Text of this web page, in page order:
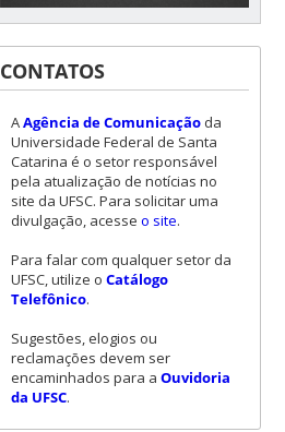
CONTATOS
AAgência de Comunicaçãoda
Universidade Federal de Santa
Catarina é o setor responsável
pela atualização de notícias no
site da UFSC. Para solicitar uma
divulgação, acesse o site.
Para falar com qualquer setor da
UFSC, utilize o Catálogo
Telefônico.
Sugestões, elogios ou
reclamações devem ser
encaminhados para a Ouvidoria
da UFSC.